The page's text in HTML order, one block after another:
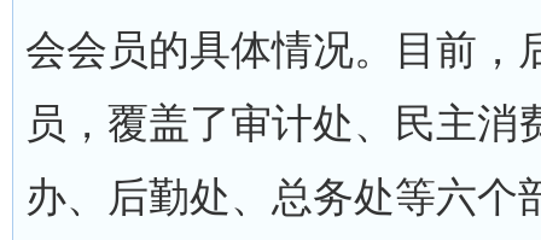
会会员的具体情况。目前，
员，覆盖了审计处、民主
办、后勤处、总务处等六个